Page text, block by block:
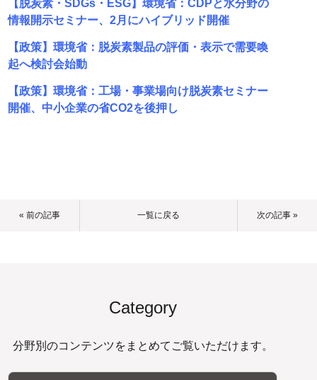
【脱炭素・SDGs・ESG】環境省：CDPと水分野の
情報開示セミナー、2月にハイブリッド開催
【政策】環境省：脱炭素製品の評価・表示で需要喚
起へ検討会始動
【政策】環境省：工場・事業場向け脱炭素セミナー
開催、中小企業の省CO2を後押し
« 前の記事 一覧に戻る 次の記事 »
Category
分野別のコンテンツをまとめてご覧いただけます。